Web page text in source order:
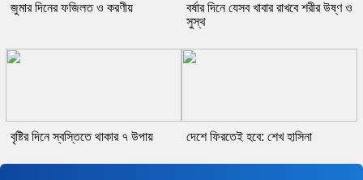
জুমার দিনের ফজিলত ও করণীয়
বর্ষার দিনে যেসব খাবার রাখবে শরীর উষ্ণ ও
সুস্থ
বৃষ্টির দিনে স্বস্তিতে থাকার ৭ উপায় দেশে ফিরতেই হবে: শেখ হাসিনা